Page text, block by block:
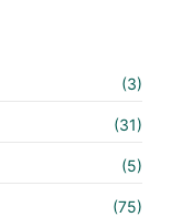
(3)
(31)
(5)
(75)